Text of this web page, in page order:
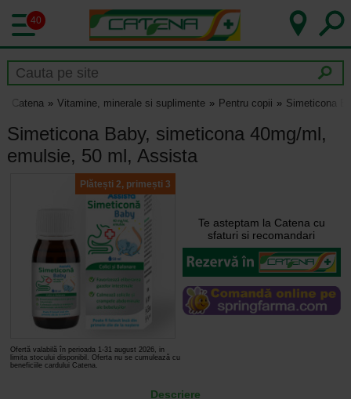
40
Catena Vitamine, minerale si suplimente Pentru copii Simeticona
Simeticona Baby, simeticona 40mg/ml,
emulsie, 50 ml, Assista
Plătești 2, primești 3
Ofertă valabilă în perioada 1-31 august 2026, in
limita stocului disponibil. Oferta nu se cumulează cu
beneficiile cardului Catena.
Te asteptam la Catena cu
sfaturi si recomandari
Descriere